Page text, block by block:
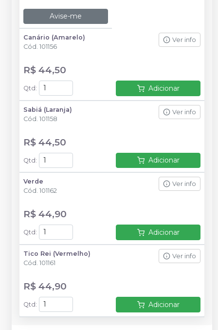
Avise-me
Canário (Amarelo)
Cód. 101156
Ver info
R$ 44,50
Qtd : Adicionar
Sabiá (Laranja)
Cód. 101158
Ver info
R$ 44,50
Qtd: Adicionar
Verde
Cód. 101162
Ver info
R$ 44,90
Qtd : Adicionar
Tico Rei (Vermelho)
Cód. 101161
Ver info
R$ 44,90
Qtd : Adicionar